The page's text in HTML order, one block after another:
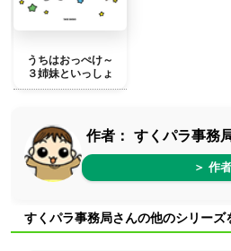
うちはおっぺけ～
３姉妹といっしょ
作者： すくパラ事務
＞ 作
すくパラ事務局さんの他のシリーズ